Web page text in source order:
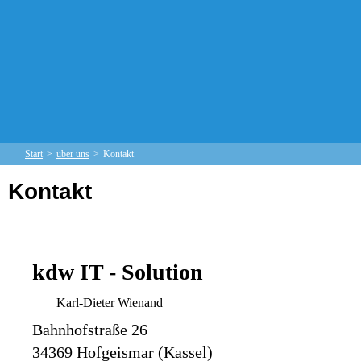
Start > über uns > Kontakt
Kontakt
kdw IT - Solution
Karl-Dieter Wienand
Bahnhofstraße 26
34369 Hofgeismar (Kassel)